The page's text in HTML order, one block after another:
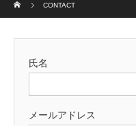
CONTACT
氏名
メールアドレス